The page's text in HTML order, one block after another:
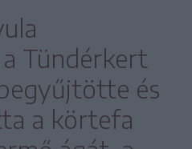
Tündérkert
és
a körtefa